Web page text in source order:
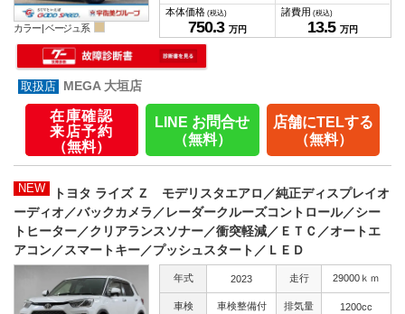
カラー |ベージュ系
本体価格 (税込)
750.3 万円
諸費用 (税込)
13.5 万円
MEGA 大垣店
在庫確認
来店予約
（無料）
LINE お問合せ
（無料）
店舗にTELする
（無料）
NEW
トヨタ ライズ Ｚ モデリスタエアロ／純正ディスプレイオ
ーディオ／バックカメラ／レーダークルーズコントロール／シー
トヒーター／クリアランスソナー／衝突軽減／ＥＴＣ／オートエ
アコン／スマートキー／プッシュスタート／ＬＥＤ
年式 2023 走行 29000ｋｍ
車検 車検整備付 排気量 1200cc